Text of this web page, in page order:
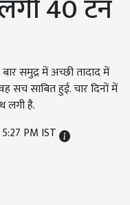
40 टन
समुद्र में अच्छी तादाद में
सच साबित हुई. चार दिनों में
लगी है.
PM IST